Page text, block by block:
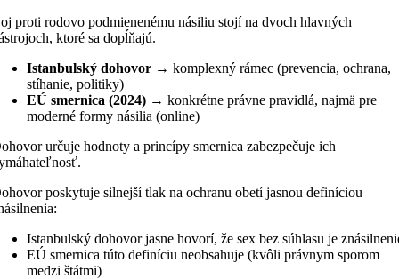
proti rodovo podmienenému násiliu stojí na dvoch hlavných
ktoré sa dopĺňajú.
Istanbulský dohovor → komplexný rámec (prevencia, ochrana,
stíhanie, politiky)
EÚ smernica (2024) → konkrétne právne pravidlá, najmä pre
moderné formy násilia (online)
určuje hodnoty a princípy smernica zabezpečuje ich
poskytuje silnejší tlak na ochranu obetí jasnou definíciou
Istanbulský dohovor jasne hovorí, že sex bez súhlasu je
EÚ smernica túto definíciu neobsahuje (kvôli právnym sporom
medzi štátmi)